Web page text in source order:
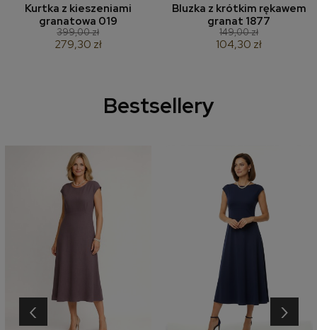
Kurtka z kieszeniami
granatowa 019
399,00 zł
279,30 zł
Bluzka z krótkim rękawem
granat 1877
149,00 zł
104,30 zł
Bestsellery
‹ ›